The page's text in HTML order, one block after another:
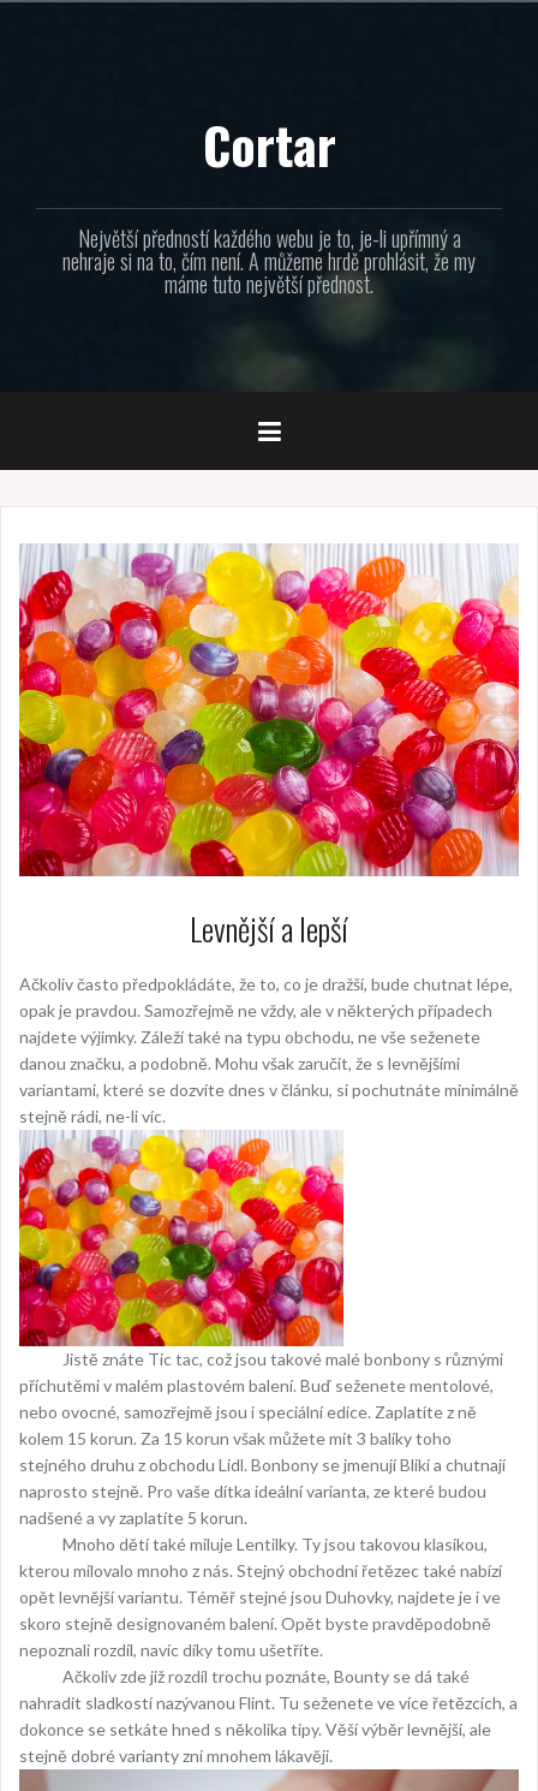
Cortar
Největší předností každého webu je to, je-li upřímný a
nehraje si na to, čím není. A můžeme hrdě prohlásit, že my
máme tuto největší přednost.
Levnější a lepší
Ačkoliv často předpokládáte, že to, co je dražší, bude chutnat lépe,
opak je pravdou. Samozřejmě ne vždy, ale v některých případech
najdete výjimky. Záleží také na typu obchodu, ne vše seženete
danou značku, a podobně. Mohu však zaručit, že s levnějšími
variantami, které se dozvíte dnes v článku, si pochutnáte minimálně
stejně rádi, ne-li víc.
Jistě znáte Tic tac, což jsou takové malé bonbony s různými
příchutěmi v malém plastovém balení. Buď seženete mentolové,
nebo ovocné, samozřejmě jsou i speciální edice. Zaplatíte z ně
kolem 15 korun. Za 15 korun však můžete mít 3 balíky toho
stejného druhu z obchodu Lidl. Bonbony se jmenují Bliki a chutnají
naprosto stejně. Pro vaše dítka ideální varianta, ze které budou
nadšené a vy zaplatíte 5 korun.
Mnoho dětí také miluje Lentilky. Ty jsou takovou klasikou,
kterou milovalo mnoho z nás. Stejný obchodní řetězec také nabízí
opět levnější variantu. Téměř stejné jsou Duhovky, najdete je i ve
skoro stejně designovaném balení. Opět byste pravděpodobně
nepoznali rozdíl, navíc díky tomu ušetříte.
Ačkoliv zde již rozdíl trochu poznáte, Bounty se dá také
nahradit sladkostí nazývanou Flint. Tu seženete ve více řetězcích, a
dokonce se setkáte hned s několika tipy. Věší výběr levnější, ale
stejně dobré varianty zní mnohem lákavěji.